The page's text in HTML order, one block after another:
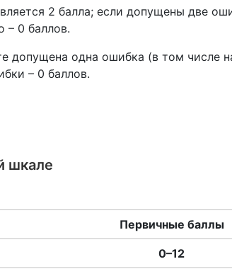
2 балла; если допущены две
– 0 баллов.
допущена одна ошибка (в том числе
– 0 баллов.
шкале
Первичные баллы
0–12